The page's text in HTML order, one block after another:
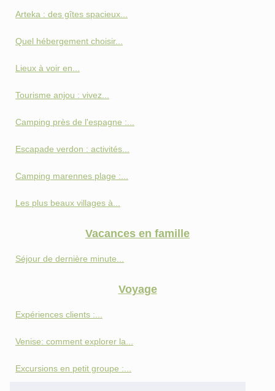
Arteka : des gîtes spacieux...
Quel hébergement choisir...
Lieux à voir en...
Tourisme anjou : vivez...
Camping près de l'espagne :...
Escapade verdon : activités...
Camping marennes plage :...
Les plus beaux villages à...
Vacances en famille
Séjour de dernière minute...
Voyage
Expériences clients :...
Venise: comment explorer la...
Excursions en petit groupe :...